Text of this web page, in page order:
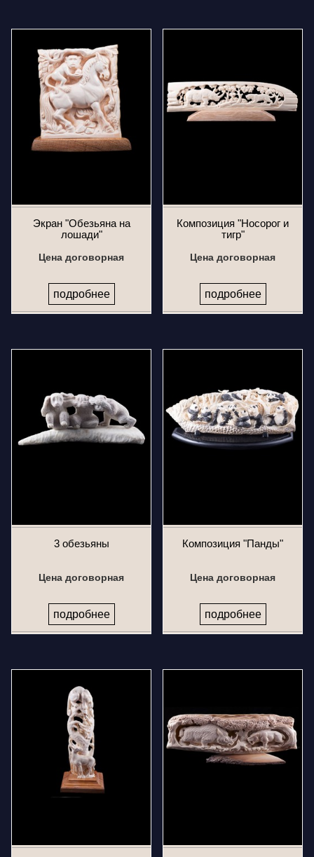
Экран "Обезьяна на
лошади"
Цена договорная
подробнее
Композиция "Носорог и
тигр"
Цена договорная
подробнее
3 обезьяны
Цена договорная
подробнее
Композиция "Панды"
Цена договорная
подробнее